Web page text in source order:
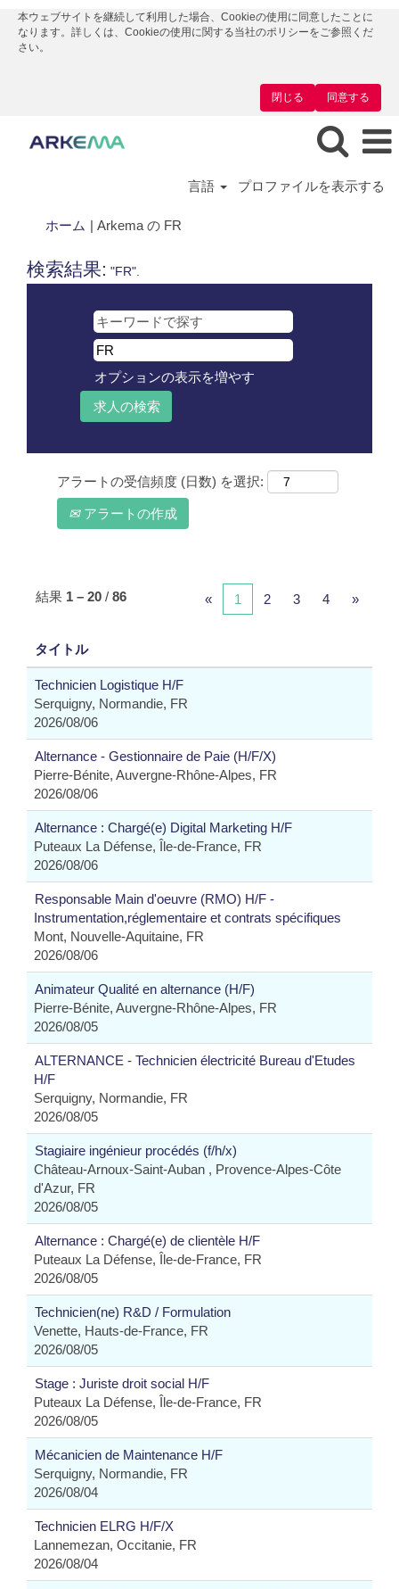
本ウェブサイトを継続して利用した場合、Cookieの使用に同意したことに
なります。詳しくは、Cookieの使用に関する当社のポリシーをご参照くだ
さい。
同意する
閉じる
言語 プロファイルを表示する
ホーム | Arkema の FR
ペ
ジ)
検索結果: "FR".
オプションの表示を増やす
アラートの受信頻度 (日数) を選択:
アラートの作成
結果 1 – 20 / 86 « 1 2 3 4 »
タイトル
Technicien Logistique H/F
Serquigny, Normandie, FR
2026/08/06
Alternance - Gestionnaire de Paie (H/F/X)
Pierre-Bénite, Auvergne-Rhône-Alpes, FR
2026/08/06
Alternance : Chargé(e) Digital Marketing H/F
Puteaux La Défense, Île-de-France, FR
2026/08/06
Responsable Main d'oeuvre (RMO) H/F -
Instrumentation,réglementaire et contrats spécifiques
Mont, Nouvelle-Aquitaine, FR
2026/08/06
Animateur Qualité en alternance (H/F)
Pierre-Bénite, Auvergne-Rhône-Alpes, FR
2026/08/05
ALTERNANCE - Technicien électricité Bureau d'Etudes
H/F
Serquigny, Normandie, FR
2026/08/05
Stagiaire ingénieur procédés (f/h/x)
Château-Arnoux-Saint-Auban , Provence-Alpes-Côte
d'Azur, FR
2026/08/05
Alternance : Chargé(e) de clientèle H/F
Puteaux La Défense, Île-de-France, FR
2026/08/05
Technicien(ne) R&D / Formulation
Venette, Hauts-de-France, FR
2026/08/05
Stage : Juriste droit social H/F
Puteaux La Défense, Île-de-France, FR
2026/08/05
Mécanicien de Maintenance H/F
Serquigny, Normandie, FR
2026/08/04
Technicien ELRG H/F/X
Lannemezan, Occitanie, FR
2026/08/04